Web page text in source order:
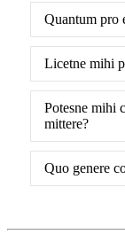
Quantum pro
Licetne mihi
Potesne mihi
mittere?
Quo genere